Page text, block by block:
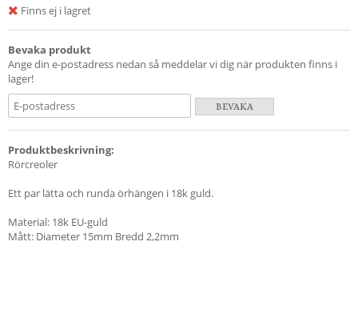
Finns ej i lagret
Bevaka produkt
Ange din e-postadress nedan så meddelar vi dig när produkten finns i
lager!
BEVAKA
Produktbeskrivning:
Rörcreoler
Ett par lätta och runda örhängen i 18k guld.
Material: 18k EU-guld
Mått: Diameter 15mm Bredd 2,2mm